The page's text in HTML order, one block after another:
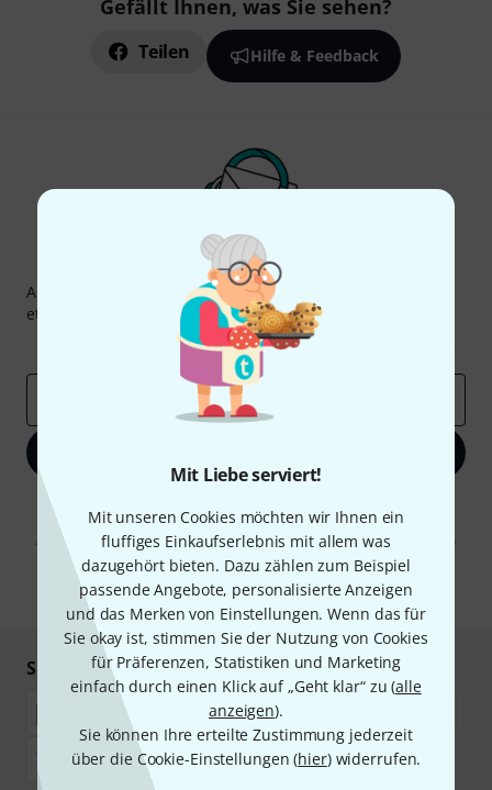
Mit Liebe serviert!
Mit unseren Cookies möchten wir Ihnen ein
fluffiges Einkaufserlebnis mit allem was
dazugehört bieten. Dazu zählen zum Beispiel
passende Angebote, personalisierte Anzeigen
und das Merken von Einstellungen. Wenn das für
Sie okay ist, stimmen Sie der Nutzung von Cookies
für Präferenzen, Statistiken und Marketing
einfach durch einen Klick auf „Geht klar“ zu (alle
anzeigen).
Sie können Ihre erteilte Zustimmung jederzeit
über die Cookie-Einstellungen (hier) widerrufen.
Gefällt Ihnen, was Sie sehen?
Teilen Hilfe & Feedback
Thomann Newsletter
Abonniere den Thomann Newsletter und gewinne mit
etwas Glück einen von
50 Gutscheinenüber jeweils
Inspirierende Beiträge
Deals
Mit Klick auf „Jetzt anmelden“ stimmen Sie dem Erhalt von E-Mail-
Werbung und einer Messung des E-Mail-Nutzungsverhaltens zu. Die
Abmeldung ist jederzeit möglich. Weitere Informationen finden Sie in
unseren
Datenschutzhinweisen
* Pflichtfeld
Sicher einkaufen & bezahlen